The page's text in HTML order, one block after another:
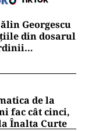
Georgescu
din dosarul
de la
fac cât cinci,
Înalta Curte